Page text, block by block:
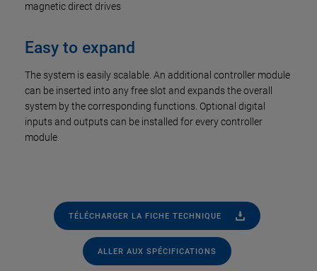
magnetic direct drives
Easy to expand
The system is easily scalable. An additional controller module
can be inserted into any free slot and expands the overall
system by the corresponding functions. Optional digital
inputs and outputs can be installed for every controller
module.
TÉLÉCHARGER LA FICHE TECHNIQUE
ALLER AUX SPÉCIFICATIONS